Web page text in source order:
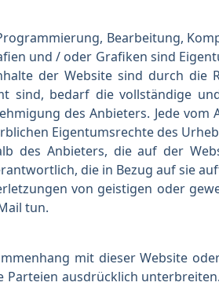
Bearbeitung,
und / oder Grafiken sind
der Website sind durch die
sind, bedarf die vollständige
des Anbieters. Jede
Eigentumsrechte des
des Anbieters, die auf der
die in Bezug auf sie
von geistigen oder
tun.
mit dieser Website
ausdrücklich